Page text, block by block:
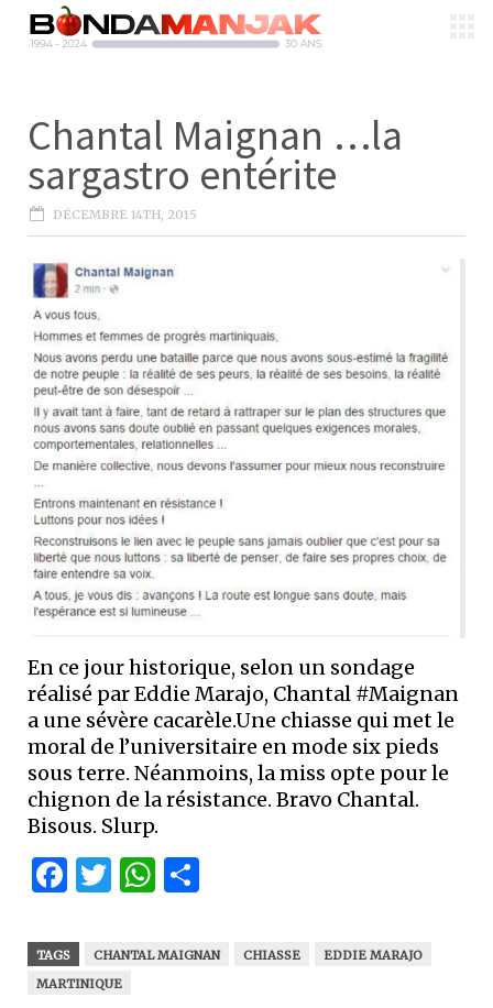
Chantal Maignan …la
sargastro entérite
DÉCEMBRE 14TH, 2015
En ce jour historique, selon un sondage
réalisé par Eddie Marajo, Chantal #Maignan
a une sévère cacarèle.Une chiasse qui met le
moral de l’universitaire en mode six pieds
sous terre. Néanmoins, la miss opte pour le
chignon de la résistance. Bravo Chantal.
Bisous. Slurp.
Facebook
Twitter
WhatsApp
TAGS CHANTAL MAIGNAN CHIASSE
EDDIE MARAJO
MARTINIQUE